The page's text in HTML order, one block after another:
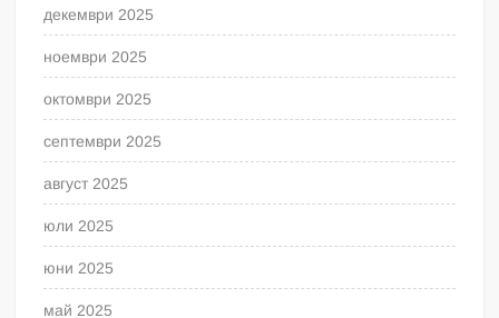
декември 2025
ноември 2025
октомври 2025
септември 2025
август 2025
юли 2025
юни 2025
май 2025